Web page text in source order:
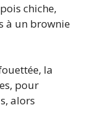
chiche,
à un brownie
la
pour
alors